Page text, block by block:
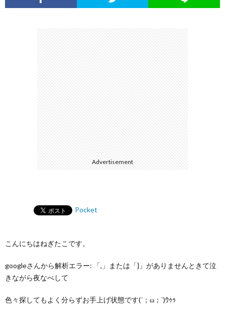
Advertisement
Pocket
こんにちはねぎたこです。
googleさんから解析エラー: 「,」または「}」がありませんときて泣
きながら夜なべして
色々探してもよく分らずお手上げ状態です(´；ω；`)ｳｩｩ